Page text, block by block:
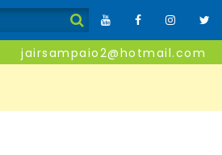
jairsampaio2@hotmail.com